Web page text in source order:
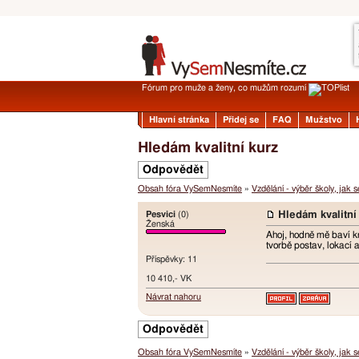
Fórum pro muže a ženy, co mužům rozumí
Hlavní stránka Přidej se FAQ Mužstvo
Hledám kvalitní kurz
Odpovědět
Obsah fóra VySemNesmíte » Vzdělání - výběr školy, jak
Pesvici (0)
Ženská
Příspěvky: 11
10 410,- VK
Hledám kvalitní
Ahoj, hodně mě baví
tvorbě postav, lokací
Návrat nahoru
Odpovědět
Obsah fóra VySemNesmíte » Vzdělání - výběr školy, jak